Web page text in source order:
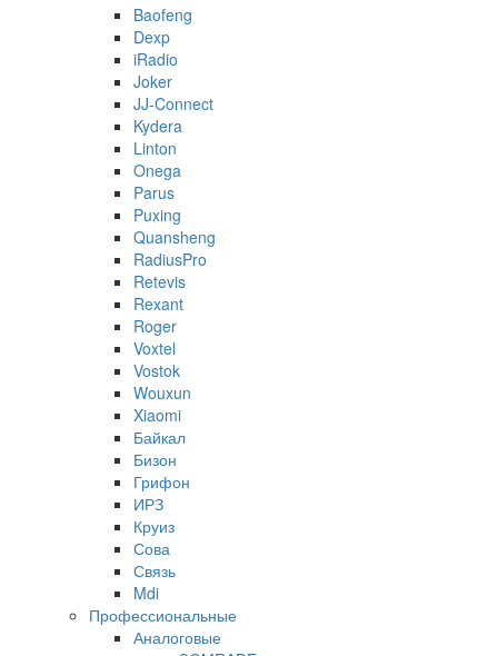
Baofeng
Dexp
iRadio
Joker
JJ-Connect
Kydera
Linton
Onega
Parus
Puxing
Quansheng
RadiusPro
Retevis
Rexant
Roger
Voxtel
Vostok
Wouxun
Xiaomi
Байкал
Бизон
Грифон
ИРЗ
Круиз
Сова
Связь
Mdi
Профессиональные
Аналоговые